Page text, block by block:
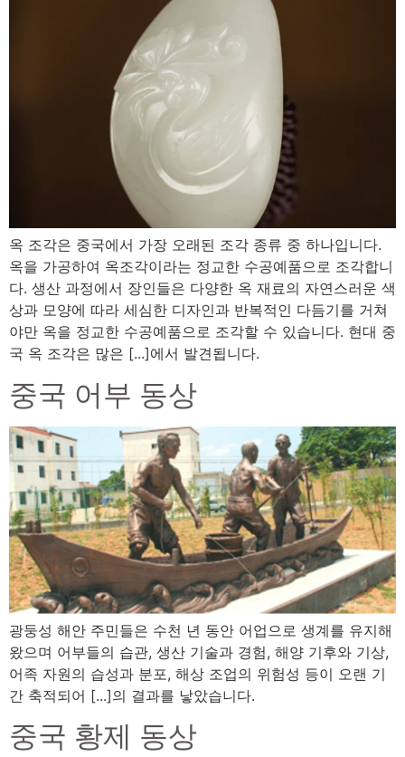
옥 조각은 중국에서 가장 오래된 조각 종류 중 하나입니다.
옥을 가공하여 옥조각이라는 정교한 수공예품으로 조각합니
다. 생산 과정에서 장인들은 다양한 옥 재료의 자연스러운 색
상과 모양에 따라 세심한 디자인과 반복적인 다듬기를 거쳐
야만 옥을 정교한 수공예품으로 조각할 수 있습니다. 현대 중
국 옥 조각은 많은 [...]에서 발견됩니다.
중국 어부 동상
광둥성 해안 주민들은 수천 년 동안 어업으로 생계를 유지해
왔으며 어부들의 습관, 생산 기술과 경험, 해양 기후와 기상,
어족 자원의 습성과 분포, 해상 조업의 위험성 등이 오랜 기
간 축적되어 [...]의 결과를 낳았습니다.
중국 황제 동상